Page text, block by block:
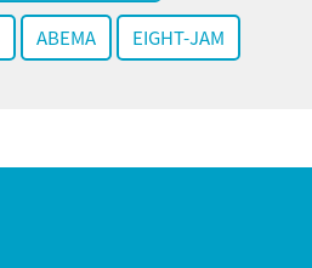
ABEMA EIGHT-JAM